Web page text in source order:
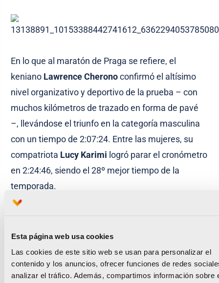
Esta página web usa cookies
Las cookies de este sitio web se usan para personalizar el
contenido y los anuncios, ofrecer funciones de redes
analizar el tráfico. Además, compartimos información sobre
En lo que al maratón de Praga se refiere, el
keniano Lawrence Cheronoconfirmó el altísimo
nivel organizativo y deportivo de la prueba – con
muchos kilómetros de trazado en forma de pavé
–, llevándose el triunfo en la categoría masculina
con un tiempo de 2:07:24. Entre las mujeres, su
compatriota Lucy Karimi logró parar el cronómetro
en 2:24:46, siendo el 28º mejor tiempo de la
temporada.
partícipes de este evento, el cual ya tenía fama de
ser fetiche para los orientales, pero que en este
2016 ha incrementado notablemente la presencia